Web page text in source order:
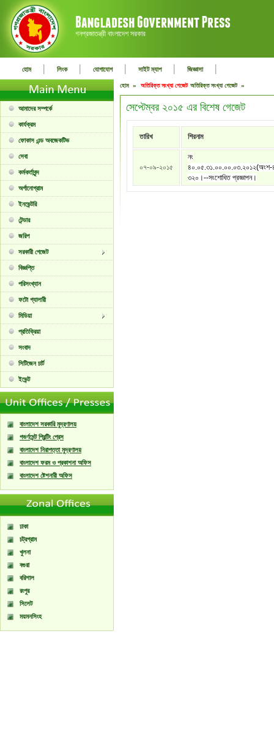
গনপ্রজাতন্ত্রী বাংলাদেশ সরকার
হোম | লিংক | যোগাযোগ | সাইট ম্যাপ | জিজ্ঞাসা |
আমাদের সম্পর্কে
কার্যক্রম
ফোকাস এন্ড অবজেকটিভ
সেবা
কর্মকর্তাবৃন্দ
অর্গানোগ্রাম
ইনভেন্টরি
টেন্ডার
জরিপ
সরকারী গেজেট
বিজ্ঞপ্তি
পরিসংখ্যান
ফটো গ্যালারী
মিডিয়া
প্রতিক্রিয়া
সংবাদ
সিটিজেন চার্ট
ইভেন্ট
বাংলাদেশ সরকারি মুদ্রণালয়
গভর্ণমেন্ট প্রিন্টিং প্রেস
বাংলাদেশ নিরাপত্তা মুদ্রণালয়
বাংলাদেশ ফরম ও প্রকাশনা অফিস
বাংলাদেশ ষ্টেশনারী অফিস
ঢাকা
চট্রগ্রাম
খুলনা
বগুরা
বরিশাল
রংপুর
সিলেট
ময়মনসিংহ
হোম » অতিরিক্ত সংখ্যা গেজেট অতিরিক্ত সংখ্যা গেজেট »
সেপ্টেম্বর ২০১৫ এর বিশেষ গেজেট
তারিখ শিরনাম
০৭-০৯-২০১৫
নং
৪০.০৫.৩১.০০.০০.০৩.২০১২(অংশ-
৩২০।--সংশোধিত প্রজ্ঞাপন।